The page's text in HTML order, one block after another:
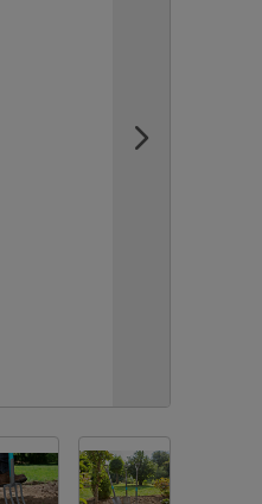
View larger imageView larger